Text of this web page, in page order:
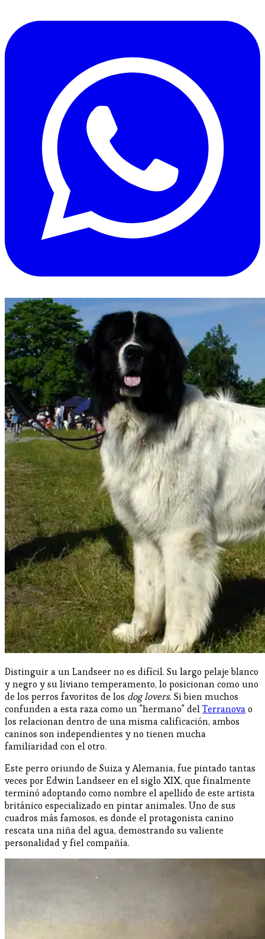
Distinguir a un Landseer no es difícil. Su largo pelaje blanco
y negro y su liviano temperamento, lo posicionan como uno
de los perros favoritos de los dog lovers. Si bien muchos
confunden a esta raza como un "hermano" delTerranovao
los relacionan dentro de una misma calificación, ambos
caninos son independientes y no tienen mucha
familiaridad con el otro.
Este perro oriundo de Suiza y Alemania, fue pintado tantas
veces por Edwin Landseer en el siglo XIX, que finalmente
terminó adoptando como nombre el apellido de este artista
británico especializado en pintar animales. Uno de sus
cuadros más famosos, es donde el protagonista canino
rescata una niña del agua, demostrando su valiente
personalidad y fiel compañía.